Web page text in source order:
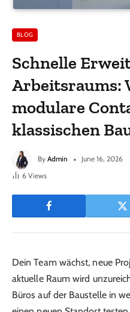
BLOG
Schnelle
Arbeitsraums:
modulare
klassischen
By Admin June 16, 2026
6 Views
Dein Team wächst, neue
aktuelle Raum wird
Büros auf der Baustelle in